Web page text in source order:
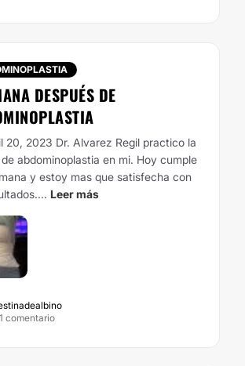
DESPUÉS DE
20, 2023 Dr. Alvarez Regil practico la
abdominoplastia en mi. Hoy cumple
y estoy mas que satisfecha con
Leer más
1 comentario